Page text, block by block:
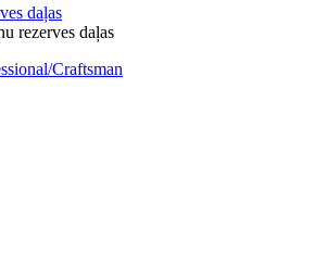
daļas
rezerves daļas
Craftsman